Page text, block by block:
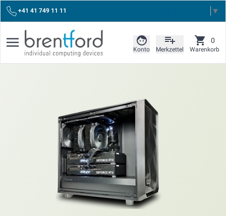
+41 41 749 11 11 ▼
Konto Merkzettel Warenkorb
0